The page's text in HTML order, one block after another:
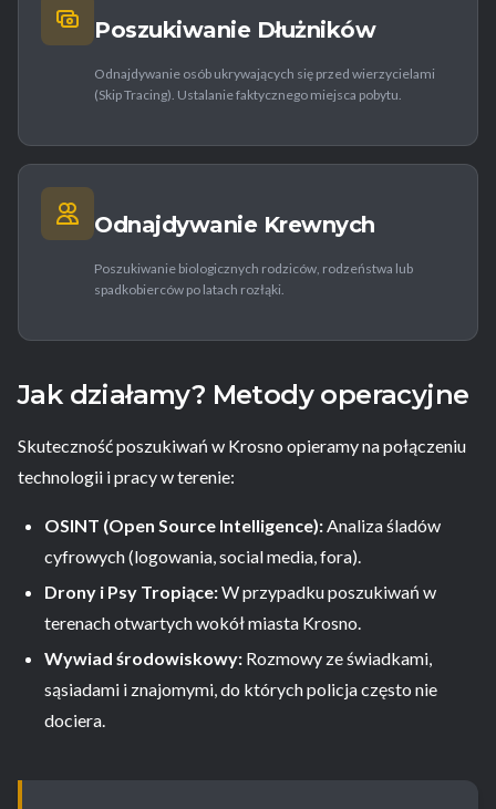
Poszukiwanie Dłużników
Odnajdywanie osób ukrywających się przed wierzycielami
(Skip Tracing). Ustalanie faktycznego miejsca pobytu.
Odnajdywanie Krewnych
Poszukiwanie biologicznych rodziców, rodzeństwa lub
spadkobierców po latach rozłąki.
Jak działamy? Metody operacyjne
Skuteczność poszukiwań w Krosno opieramy na połączeniu
technologii i pracy w terenie:
OSINT (Open Source Intelligence):Analiza śladów
cyfrowych (logowania, social media, fora).
Drony i Psy Tropiące:W przypadku poszukiwań w
terenach otwartych wokół miasta Krosno.
Wywiad środowiskowy: Rozmowy ze świadkami,
sąsiadami i znajomymi, do których policja często nie
dociera.